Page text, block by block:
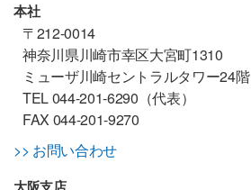
本社
〒212-0014
神奈川県川崎市幸区大宮町1310
ミューザ川崎セントラルタワー24階
TEL 044-201-6290（代表）
FAX 044-201-9270
>> お問い合わせ